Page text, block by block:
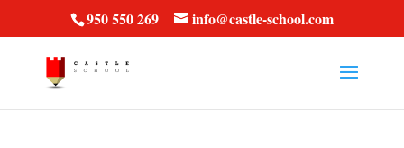
950 550 269 info@castle-school.com